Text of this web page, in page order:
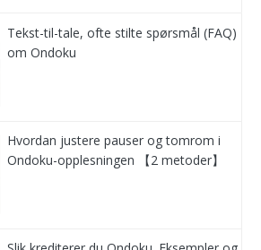
Tekst-til-tale, ofte stilte spørsmål (FAQ)
om Ondoku
Hvordan justere pauser og tomrom i
Ondoku-opplesningen 【2 metoder】